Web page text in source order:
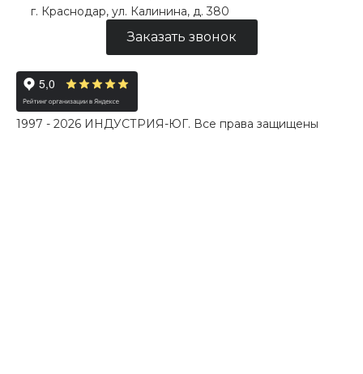
г. Краснодар, ул. Калинина, д. 380
Заказать звонок
1997 - 2026 ИНДУСТРИЯ-ЮГ. Все права защищены